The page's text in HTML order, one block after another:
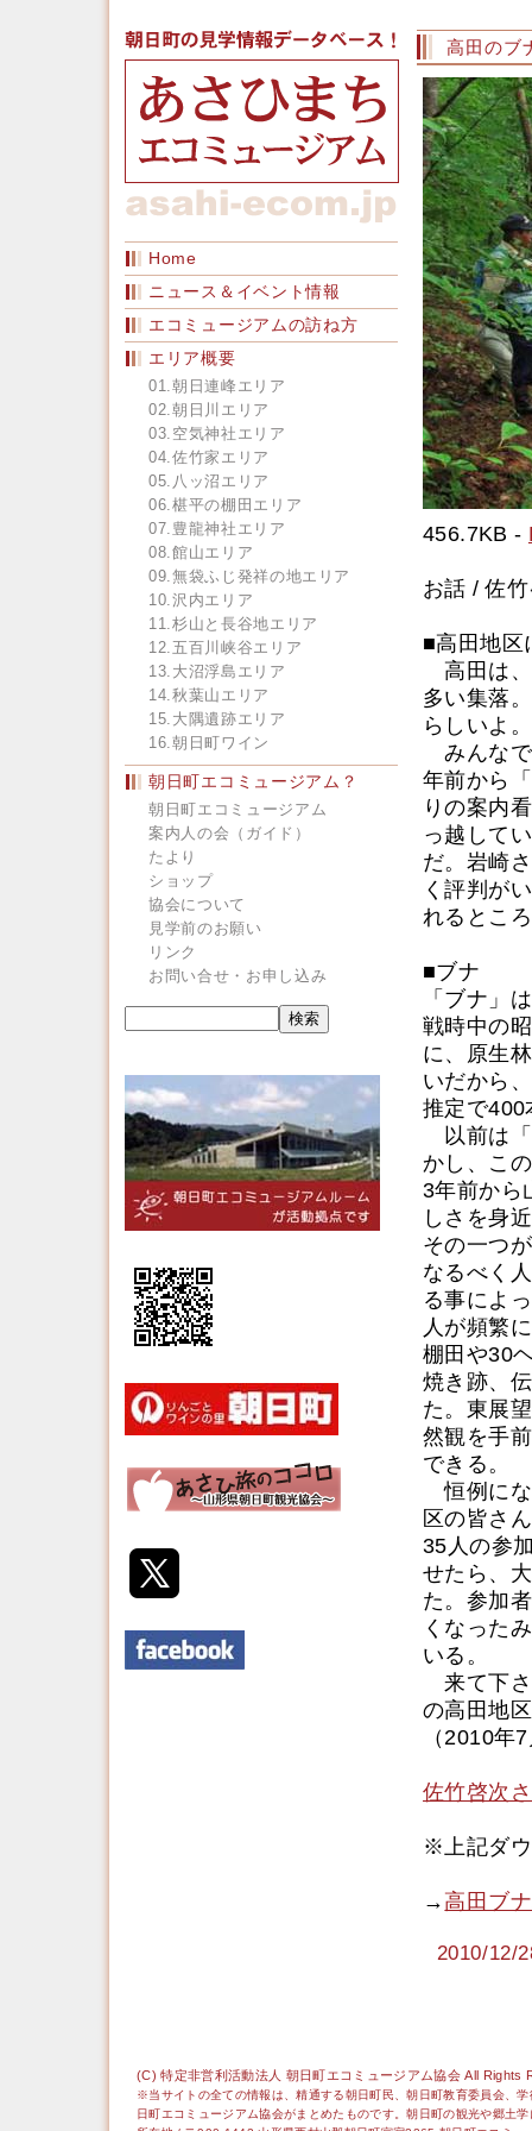
Home
ニュース＆イベント情報
エコミュージアムの訪ね方
エリア概要
01.朝日連峰エリア
02.朝日川エリア
03.空気神社エリア
04.佐竹家エリア
05.八ッ沼エリア
06.椹平の棚田エリア
07.豊龍神社エリア
08.館山エリア
09.無袋ふじ発祥の地エリア
10.沢内エリア
11.杉山と長谷地エリア
12.五百川峡谷エリア
13.大沼浮島エリア
14.秋葉山エリア
15.大隅遺跡エリア
16.朝日町ワイン
朝日町エコミュージアム？
朝日町エコミュージアム
案内人の会（ガイド）
たより
ショップ
協会について
見学前のお願い
リンク
お問い合せ・お申し込み
高田のブ
456.7KB -
お話 / 佐
■高田地区
高田は、
多い集落
らしいよ。
みんなで
年前から
りの案内
っ越して
だ。岩崎
く評判が
れるとこ
■ブナ
「ブナ」
戦時中の
に、原生
いだから
推定で400
以前は「
かし、こ
3年前から
しさを身
その一つ
なるべく
る事によ
人が頻繁
棚田や30
焼き跡、
た。東展
然観を手
できる。
恒例にな
区の皆さ
35人の参
せたら、
た。参加
くなった
いる。
来て下さ
の高田地
（2010
佐竹啓次
※上記ダ
→ 高田ブ
2010/12/
(C) 特定非営利活動法人 朝日町エコミュージアム協会 All Rights
※当サイトの全ての情報は、精通する朝日町民、朝日町教育委員会、
日町エコミュージアム協会がまとめたものです。朝日町の観光や郷土